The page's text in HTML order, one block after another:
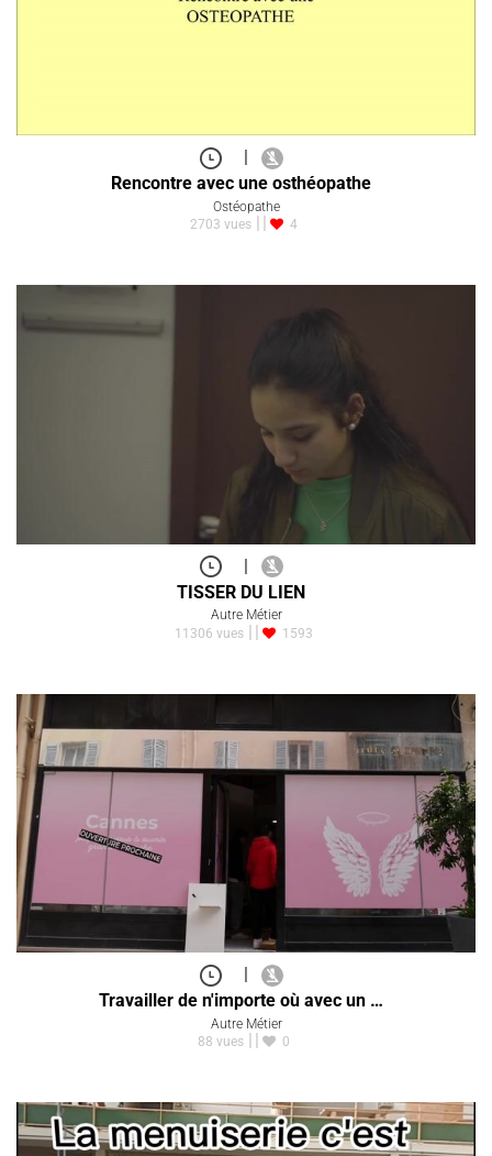
Rencontre avec une osthéopathe
Ostéopathe
2703 vues
4
|
TISSER DU LIEN
Autre Métier
11306 vues
1593
|
Travailler de n'importe où avec un …
Autre Métier
88 vues
0